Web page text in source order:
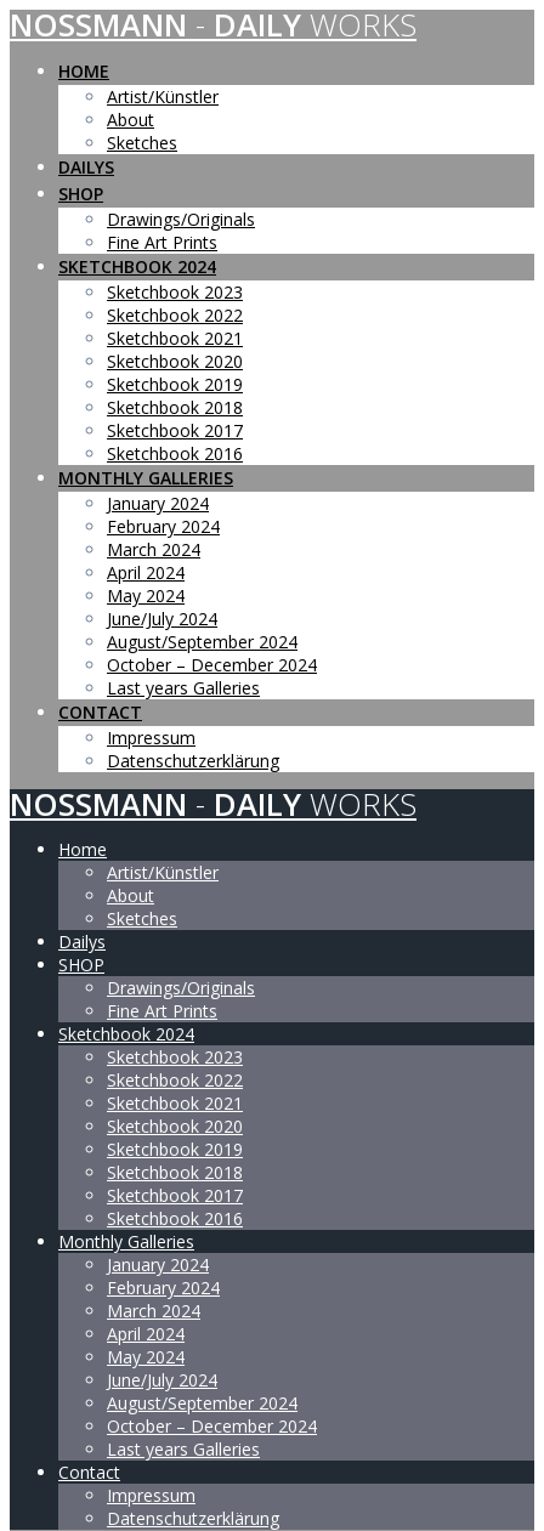
Skip
to
content
NOSSMANN - DAILY WORKS
HOME
Artist/Künstler
About
Sketches
DAILYS
SHOP
Drawings/Originals
Fine Art Prints
SKETCHBOOK 2024
Sketchbook 2023
Sketchbook 2022
Sketchbook 2021
Sketchbook 2020
Sketchbook 2019
Sketchbook 2018
Sketchbook 2017
Sketchbook 2016
MONTHLY GALLERIES
January 2024
February 2024
March 2024
April 2024
May 2024
June/July 2024
August/September 2024
October – December 2024
Last years Galleries
CONTACT
Impressum
Datenschutzerklärung
NOSSMANN - DAILY WORKS
Home
Artist/Künstler
About
Sketches
Dailys
SHOP
Drawings/Originals
Fine Art Prints
Sketchbook 2024
Sketchbook 2023
Sketchbook 2022
Sketchbook 2021
Sketchbook 2020
Sketchbook 2019
Sketchbook 2018
Sketchbook 2017
Sketchbook 2016
Monthly Galleries
January 2024
February 2024
March 2024
April 2024
May 2024
June/July 2024
August/September 2024
October – December 2024
Last years Galleries
Contact
Impressum
Datenschutzerklärung